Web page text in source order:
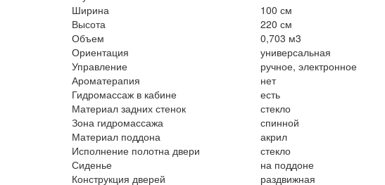
Ширина
100 см
Высота
220 см
Объем
0,703 м3
Ориентация
универсальная
Управление
ручное, электронное
Ароматерапия
нет
Гидромассаж в кабине
есть
Материал задних стенок
стекло
Зона гидромассажа
спинной
Материал поддона
акрил
Исполнение полотна двери
стекло
Сиденье
на поддоне
Конструкция дверей
раздвижная